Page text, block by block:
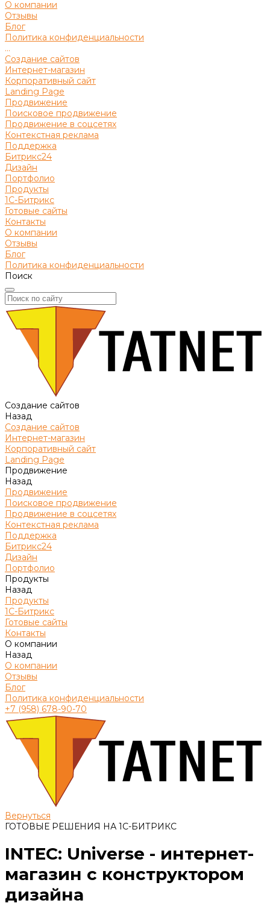
О компании
Отзывы
Блог
Политика конфиденциальности
...
Создание сайтов
Интернет-магазин
Корпоративный сайт
Landing Page
Продвижение
Поисковое продвижение
Продвижение в соцсетях
Контекстная реклама
Поддержка
Битрикс24
Дизайн
Портфолио
Продукты
1С-Битрикс
Готовые сайты
Контакты
О компании
Отзывы
Блог
Политика конфиденциальности
Поиск
Создание сайтов
Назад
Создание сайтов
Интернет-магазин
Корпоративный сайт
Landing Page
Продвижение
Назад
Продвижение
Поисковое продвижение
Продвижение в соцсетях
Контекстная реклама
Поддержка
Битрикс24
Дизайн
Портфолио
Продукты
Назад
Продукты
1С-Битрикс
Готовые сайты
Контакты
О компании
Назад
О компании
Отзывы
Блог
Политика конфиденциальности
+7 (958) 678-90-70
Вернуться
ГОТОВЫЕ РЕШЕНИЯ НА 1С-БИТРИКС
INTEC: Universe - интернет-
магазин с конструктором
дизайна